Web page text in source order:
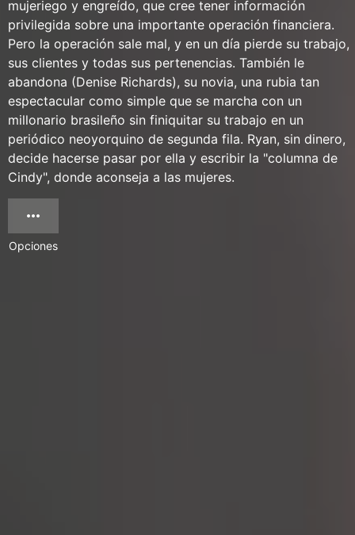
mujeriego y engreído, que cree tener información
privilegida sobre una importante operación financiera.
Pero la operación sale mal, y en un día pierde su trabajo,
sus clientes y todas sus pertenencias. También le
abandona (Denise Richards), su novia, una rubia tan
espectacular como simple que se marcha con un
millonario brasileño sin finiquitar su trabajo en un
periódico neoyorquino de segunda fila. Ryan, sin dinero,
decide hacerse pasar por ella y escribir la "columna de
Cindy", donde aconseja a las mujeres.
Opciones